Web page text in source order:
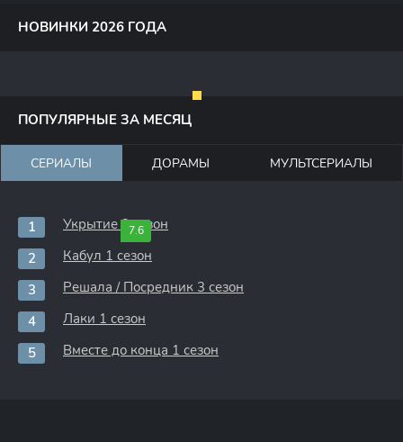
НОВИНКИ 2026 ГОДА
ПОПУЛЯРНЫЕ ЗА МЕСЯЦ
СЕРИАЛЫ ДОРАМЫ МУЛЬТСЕРИАЛЫ
7.6
Укрытие 3 сезон
Кабул 1 сезон
Решала / Посредник 3 сезон
Лаки 1 сезон
Вместе до конца 1 сезон